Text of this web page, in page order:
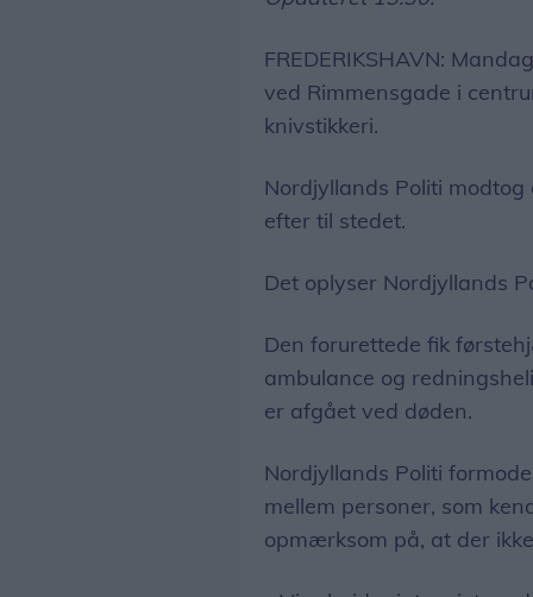
FREDERIKSHAVN:
ved Rimmensgade i
knivstikkeri.
Nordjyllands Politi
efter til stedet.
Det oplyser Nordjyllands
Den forurettede fik
ambulance og
er afgået ved døden.
Nordjyllands Politi
mellem personer, som
opmærksom på, at der